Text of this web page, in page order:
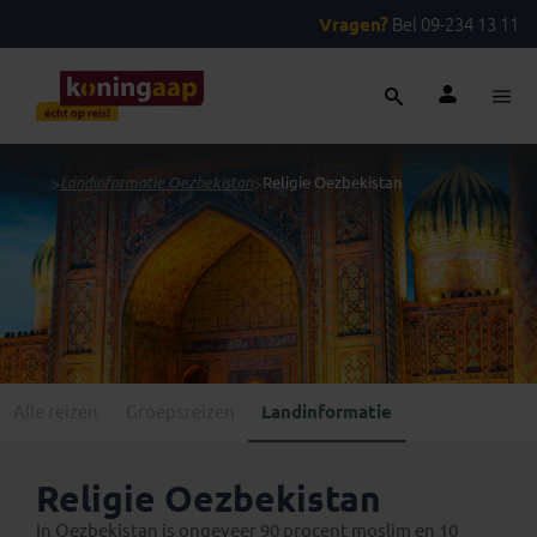
Vragen? Bel 09-234 13 11
> Landinformatie Oezbekistan>Religie Oezbekistan
Landinformatie
Religie Oezbekistan
In Oezbekistan is ongeveer 90 procent moslim en 10